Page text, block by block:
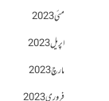
مئی 2023
اپریل 2023
مارچ 2023